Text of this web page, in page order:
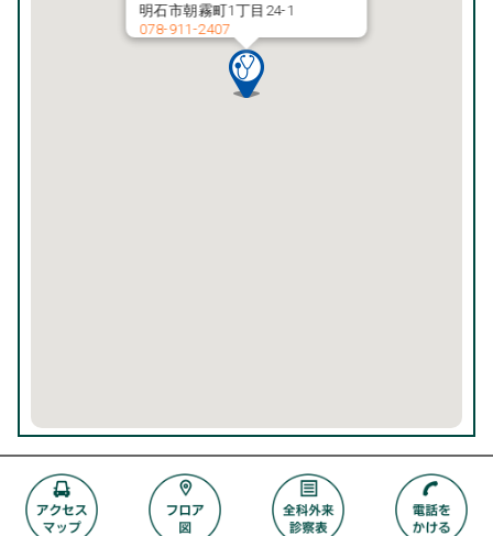
明石市朝霧町1丁目24-1
078-911-2407